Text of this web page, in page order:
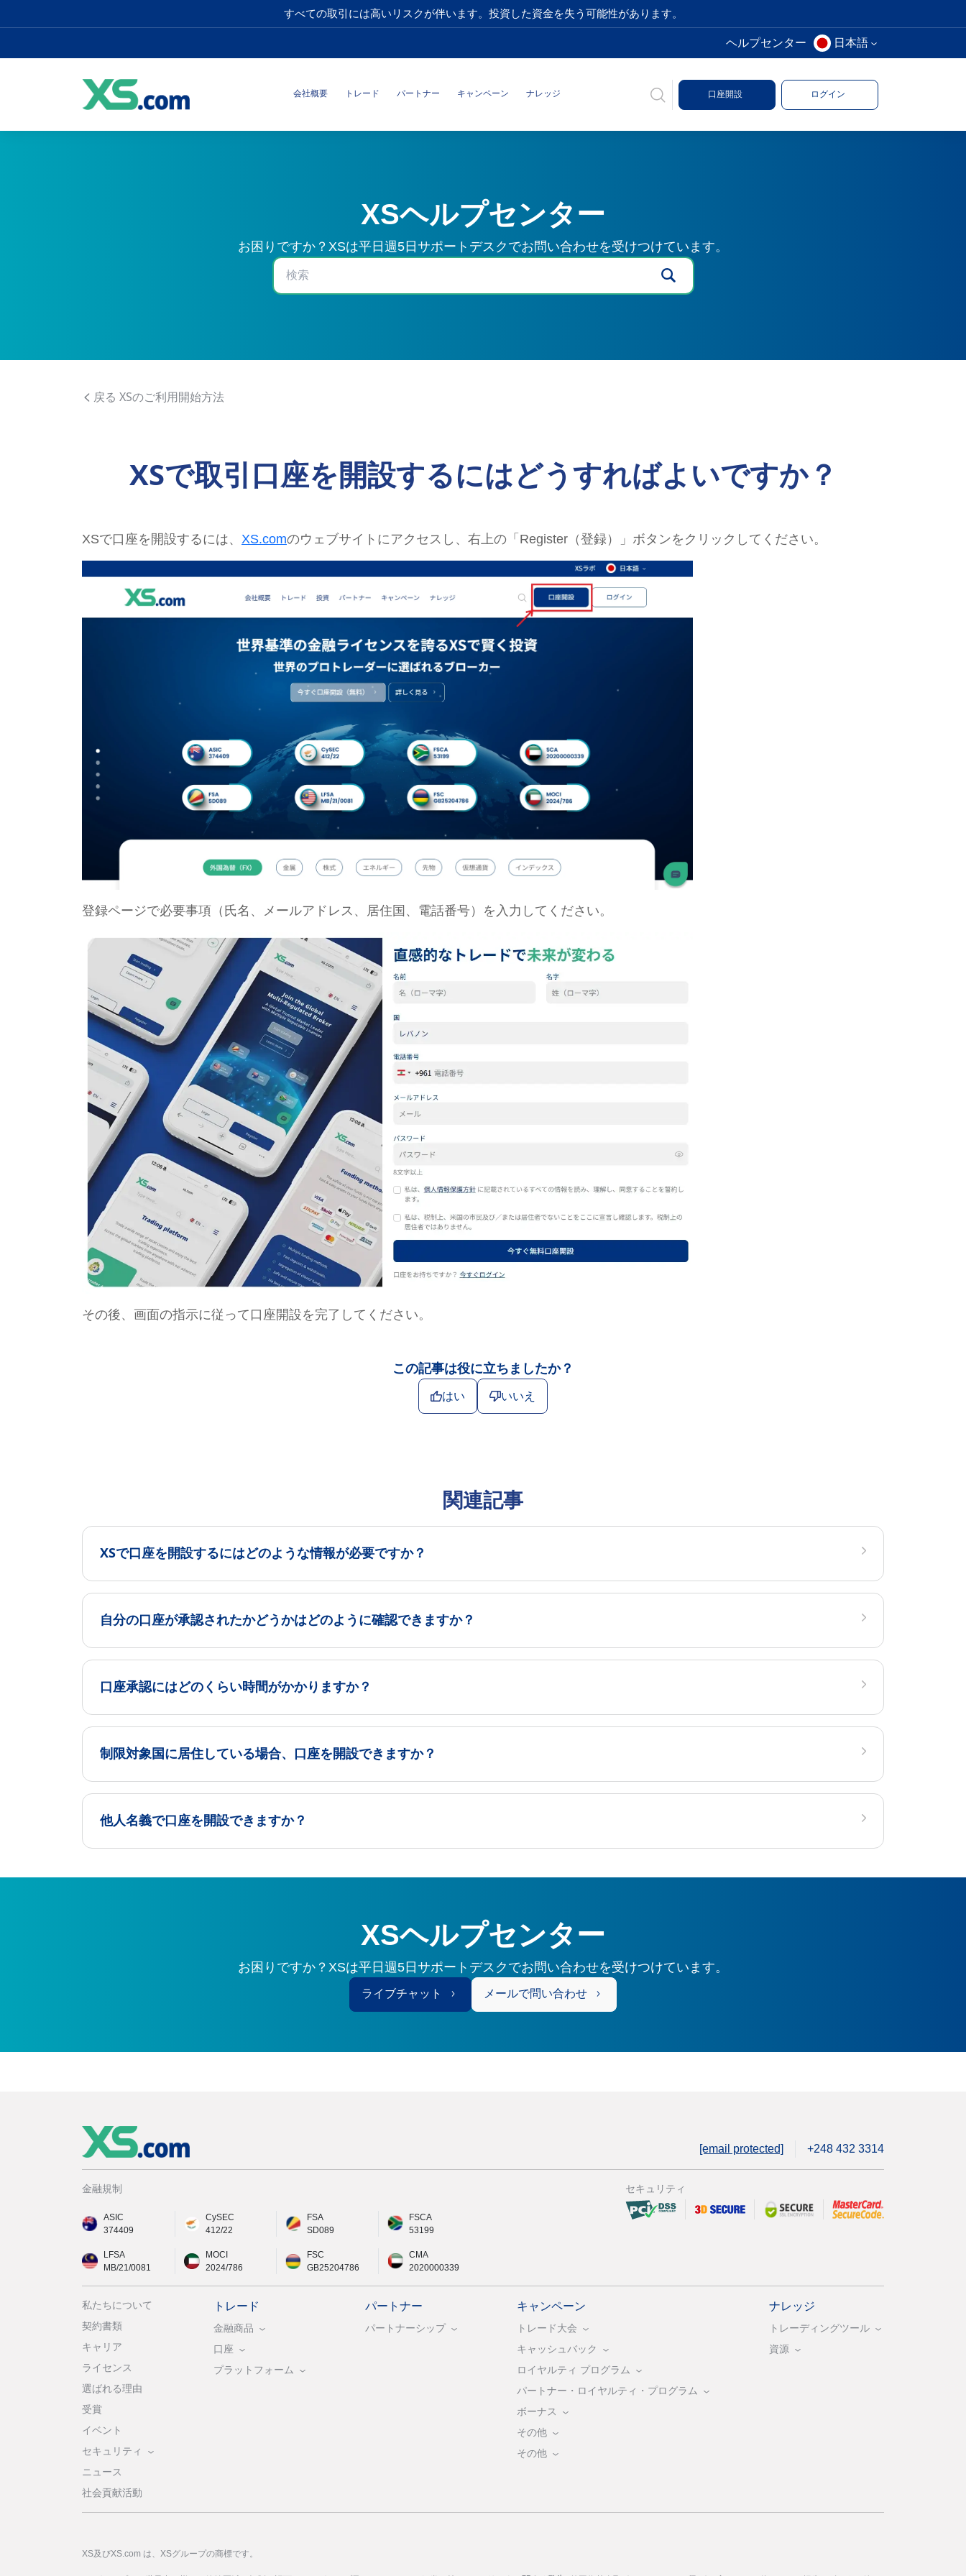
すべての取引には高いリスクが伴います。投資した資金を失う可能性があります。
ヘルプセンター 日本語
会社概要 トレード パートナー キャンペーン ナレッジ 口座開設 ログイン
XSヘルプセンター
お困りですか？XSは平日週5日サポートデスクでお問い合わせを受けつけています。
戻る XSのご利用開始方法
XSで取引口座を開設するにはどうすればよいですか？
XSで口座を開設するには、 XS.comのウェブサイトにアクセスし、右上の「Register（登録）」ボタンをクリックしてください。
登録ページで必要事項（氏名、メールアドレス、居住国、電話番号）を入力してください。
その後、画面の指示に従って口座開設を完了してください。
この記事は役に立ちましたか？
はい いいえ
関連記事
XSで口座を開設するにはどのような情報が必要ですか？
自分の口座が承認されたかどうかはどのように確認できますか？
口座承認にはどのくらい時間がかかりますか？
制限対象国に居住している場合、口座を開設できますか？
他人名義で口座を開設できますか？
XSヘルプセンター
お困りですか？XSは平日週5日サポートデスクでお問い合わせを受けつけています。
ライブチャット メールで問い合わせ
[email protected] +248 432 3314
金融規制
ASIC
374409
CySEC
412/22
FSA
SD089
FSCA
53199
LFSA
MB/21/0081
MOCI
2024/786
FSC
GB25204786
CMA
2020000339
セキュリティ
私たちについて
契約書類
キャリア
ライセンス
選ばれる理由
受賞
イベント
セキュリティ
ニュース
社会貢献活動
トレード
金融商品
口座
プラットフォーム
パートナー
パートナーシップ
キャンペーン
トレード大会
キャッシュバック
ロイヤルティ プログラム
パートナー・ロイヤルティ・プログラム
ボーナス
その他
その他
ナレッジ
トレーディングツール
資源
XS及びXS.com は、XSグループの商標です。